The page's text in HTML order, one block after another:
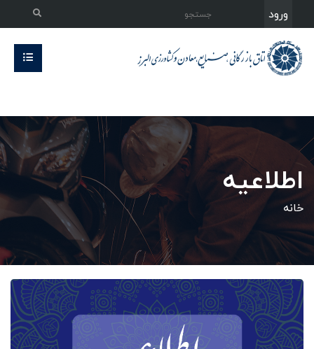
ورود
اطلاعیه
خانه